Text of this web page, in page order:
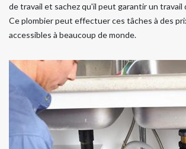
de travail et sachez qu'il peut garantir un travail
Ce plombier peut effectuer ces tâches à des
accessibles à beaucoup de monde.